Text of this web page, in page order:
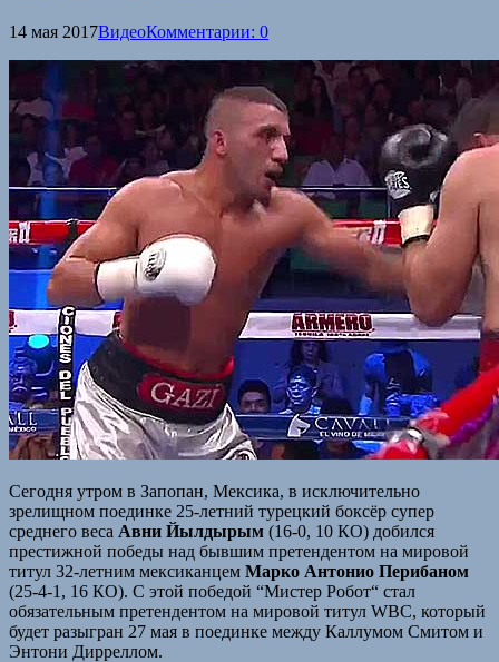
14 мая 2017ВидеоКомментарии: 0
Сегодня утром в Запопан, Мексика, в исключительно
зрелищном поединке 25-летний турецкий боксёр супер
среднего веса Авни Йылдырым (16-0, 10 КО) добился
престижной победы над бывшим претендентом на мировой
титул 32-летним мексиканцем Марко Антонио Перибаном
(25-4-1, 16 КО). С этой победой “Мистер Робот“ стал
обязательным претендентом на мировой титул WBC, который
будет разыгран 27 мая в поединке между Каллумом Смитом и
Энтони Дирреллом.